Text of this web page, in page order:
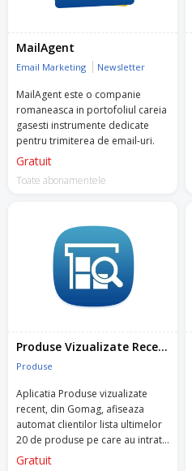
MailAgent
Email Marketing Newsletter
MailAgent este o companie
romaneasca in portofoliul careia
gasesti instrumente dedicate
pentru trimiterea de email-uri.
Gratuit
Toate abonamentele
Produse Vizualizate Recent
Produse
Aplicatia Produse vizualizate
recent, din Gomag, afiseaza
automat clientilor lista ultimelor
20 de produse pe care au intrat
in magazinul tau, in orice pagina
Gratuit